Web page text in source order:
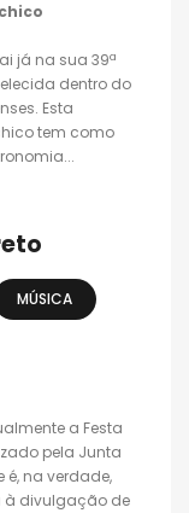
já na sua 39ª
dentro do
Esta
tem como
MÚSICA
a Festa
pela Junta
é, na verdade,
à divulgação de